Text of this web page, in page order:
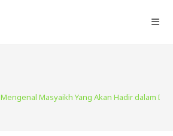
Mengenal Masyaikh Yang Akan Hadir dalam